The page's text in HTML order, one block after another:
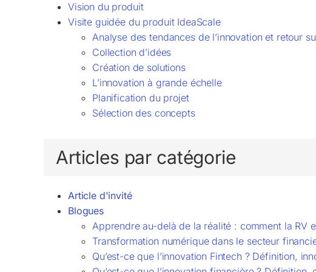
Vision du produit
Visite guidée du produit IdeaScale
Analyse des tendances de l’innovation et retour
Collection d’idées
Création de solutions
L’innovation à grande échelle
Planification du projet
Sélection des concepts
Articles par catégorie
Article d'invité
Blogues
Apprendre au-delà de la réalité : comment la RV
Transformation numérique dans le secteur
Qu’est-ce que l’innovation Fintech ? Définition,